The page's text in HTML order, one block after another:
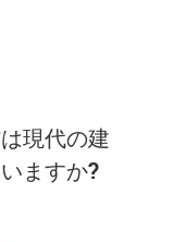
現代の建
ますか?